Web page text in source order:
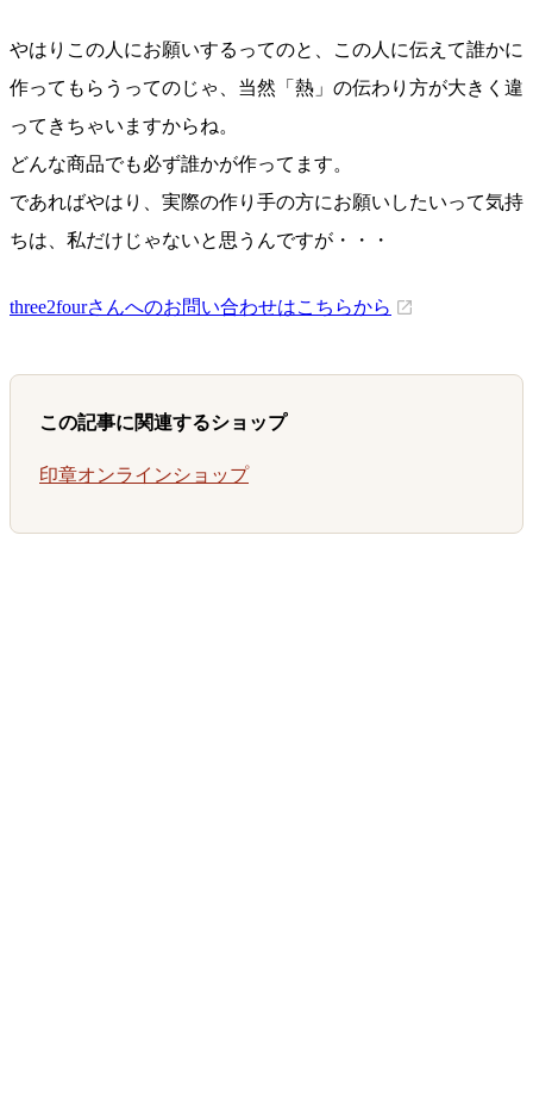
やはりこの人にお願いするってのと、この人に伝えて誰かに
作ってもらうってのじゃ、当然「熱」の伝わり方が大きく違
ってきちゃいますからね。
どんな商品でも必ず誰かが作ってます。
であればやはり、実際の作り手の方にお願いしたいって気持
ちは、私だけじゃないと思うんですが・・・
three2fourさんへのお問い合わせはこちらから
この記事に関連するショップ
印章オンラインショップ